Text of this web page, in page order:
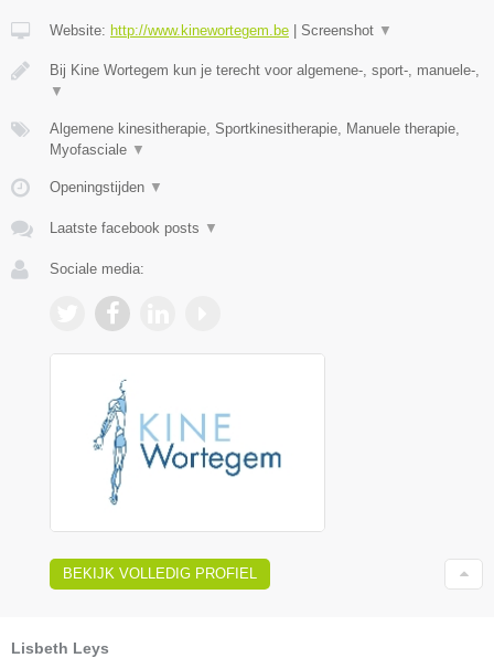
Website: http://www.kinewortegem.be Screenshot ▼
Bij Kine Wortegem kun je terecht voor algemene-, sport-, manuele-,
▼
Algemene kinesitherapie, Sportkinesitherapie, Manuele therapie,
Myofasciale ▼
Openingstijden ▼
Laatste facebook posts ▼
Sociale media:
BEKIJK VOLLEDIG PROFIEL
Lisbeth Leys